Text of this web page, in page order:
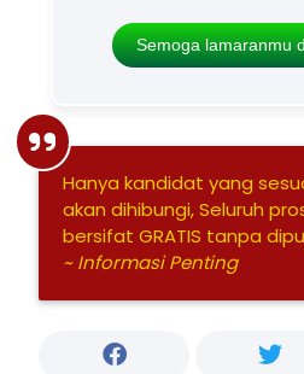
Semoga lamaranmu
Hanya kandidat yang
akan dihibungi, Seluruh
bersifat GRATIS tanpa
~ Informasi Penting